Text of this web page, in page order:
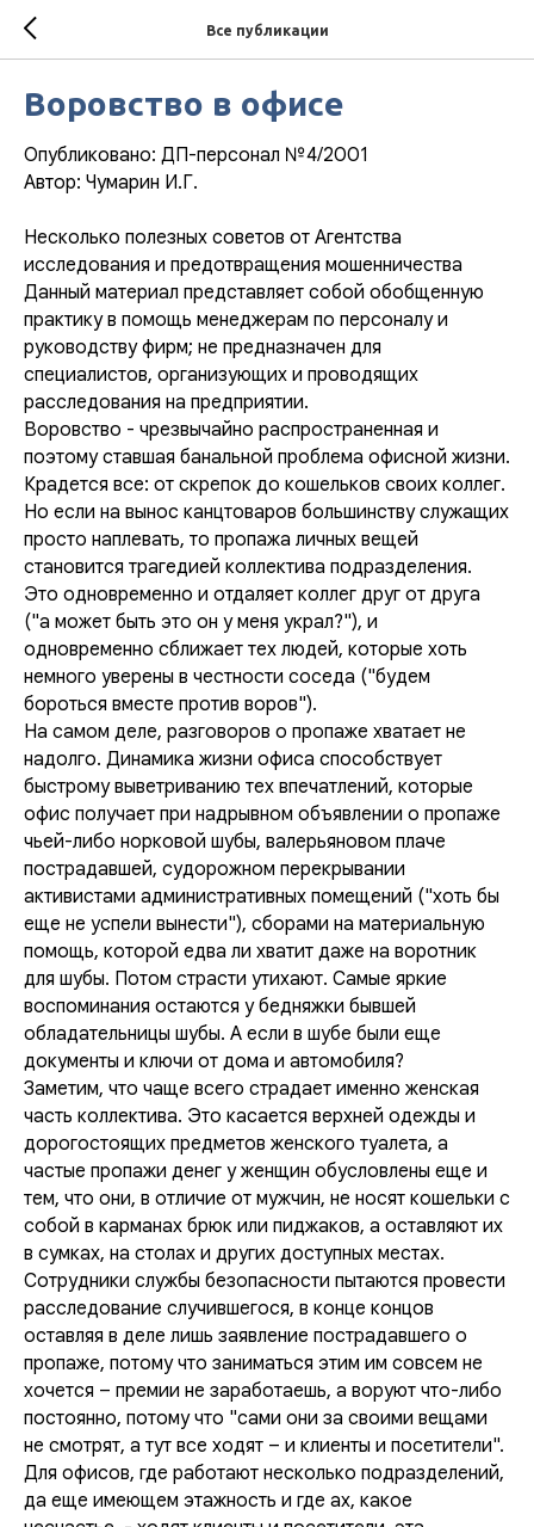
Все публикации
Воровство в офисе
Опубликовано: ДП-персонал №4/2001
Автор: Чумарин И.Г.
Несколько полезных советов от Агентства
исследования и предотвращения мошенничества
Данный материал представляет собой обобщенную
практику в помощь менеджерам по персоналу и
руководству фирм; не предназначен для
специалистов, организующих и проводящих
расследования на предприятии.
Воровство - чрезвычайно распространенная и
поэтому ставшая банальной проблема офисной жизни.
Крадется все: от скрепок до кошельков своих коллег.
Но если на вынос канцтоваров большинству служащих
просто наплевать, то пропажа личных вещей
становится трагедией коллектива подразделения.
Это одновременно и отдаляет коллег друг от друга
("а может быть это он у меня украл?"), и
одновременно сближает тех людей, которые хоть
немного уверены в честности соседа ("будем
бороться вместе против воров").
На самом деле, разговоров о пропаже хватает не
надолго. Динамика жизни офиса способствует
быстрому выветриванию тех впечатлений, которые
офис получает при надрывном объявлении о пропаже
чьей-либо норковой шубы, валерьяновом плаче
пострадавшей, судорожном перекрывании
активистами административных помещений ("хоть бы
еще не успели вынести"), сборами на материальную
помощь, которой едва ли хватит даже на воротник
для шубы. Потом страсти утихают. Самые яркие
воспоминания остаются у бедняжки бывшей
обладательницы шубы. А если в шубе были еще
документы и ключи от дома и автомобиля?
Заметим, что чаще всего страдает именно женская
часть коллектива. Это касается верхней одежды и
дорогостоящих предметов женского туалета, а
частые пропажи денег у женщин обусловлены еще и
тем, что они, в отличие от мужчин, не носят кошельки с
собой в карманах брюк или пиджаков, а оставляют их
в сумках, на столах и других доступных местах.
Сотрудники службы безопасности пытаются провести
расследование случившегося, в конце концов
оставляя в деле лишь заявление пострадавшего о
пропаже, потому что заниматься этим им совсем не
хочется – премии не заработаешь, а воруют что-либо
постоянно, потому что "сами они за своими вещами
не смотрят, а тут все ходят – и клиенты и посетители".
Для офисов, где работают несколько подразделений,
да еще имеющем этажность и где ах, какое